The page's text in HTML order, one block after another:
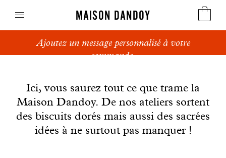
MAISON DANDOY
Speculoos
Pains sucrés
Gâteaux
Ajoutez un message personnalisé à votre
commande.
Ici, vous saurez tout ce que trame la
Maison Dandoy. De nos ateliers sortent
des biscuits dorés mais aussi des sacrées
idées à ne surtout pas manquer !